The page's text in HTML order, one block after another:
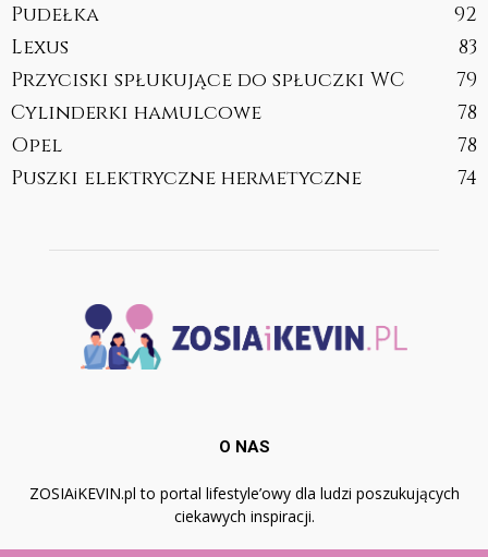
Pudełka
92
Lexus
83
Przyciski spłukujące do spłuczki WC
79
Cylinderki hamulcowe
78
Opel
78
Puszki elektryczne hermetyczne
74
O NAS
ZOSIAiKEVIN.pl to portal lifestyle’owy dla ludzi poszukujących
ciekawych inspiracji.